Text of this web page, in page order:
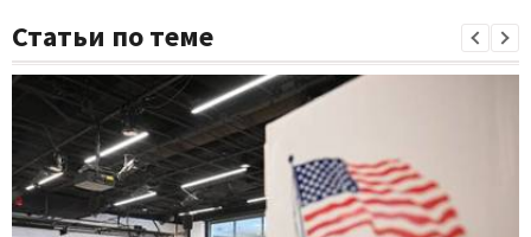
Статьи по теме